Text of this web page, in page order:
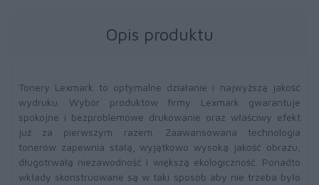
Opis produktu
Tonery Lexmark to optymalne działanie i najwyższą jakość
wydruku. Wybór produktów firmy Lexmark gwarantuje
spokojne i bezproblemowe drukowanie oraz właściwy efekt
już za pierwszym razem. Zaawansowana technologia
tonerów zapewnia stałą, wyjątkowo wysoką jakość obrazu,
długotrwałą niezawodność i większą ekologiczność. Ponadto
wkłady skonstruowane są w taki sposób aby nie trzeba było